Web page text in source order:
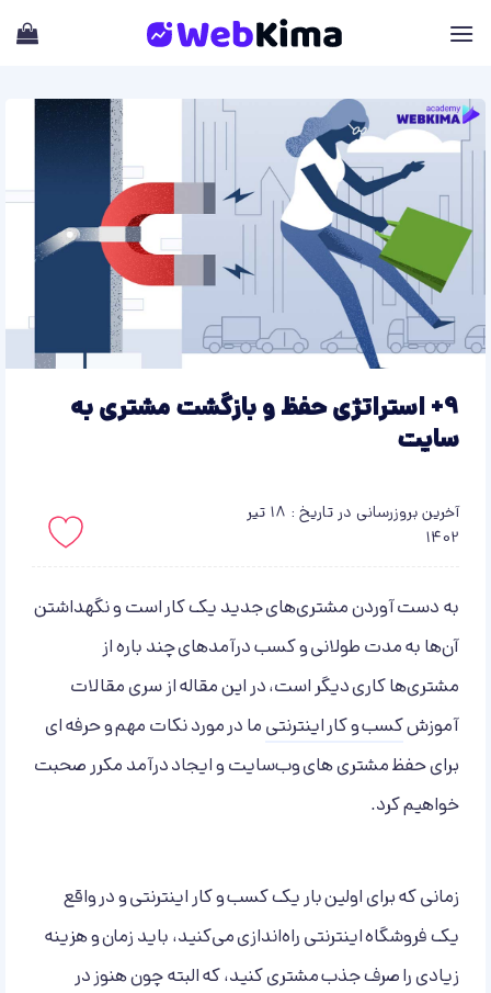
9+ استراتژی حفظ و بازگشت مشتری به
سایت
آخرین بروزرسانی در تاریخ : 18 تیر
1402
به دست آوردن مشتری‌های جدید یک کار است و نگهداشتن
آن‌ها به مدت طولانی و کسب درآمد‌های چند باره از
مشتری‌ها کاری دیگر است، در این مقاله از سری مقالات
آموزشکسب و کار اینترنتیما در مورد نکات مهم و حرفه ای
برای حفظ مشتری های وب‌سایت‌ و ایجاد درآمد مکرر صحبت
خواهیم کرد.
زمانی که برای اولین بار یک کسب و کار اینترنتی و در واقع
یک فروشگاه اینترنتی راه‌اندازی می‌کنید، باید زمان و هزینه
زیادی را صرف جذب مشتری کنید، که البته چون هنوز در